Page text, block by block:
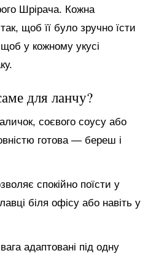
Шрірача. Кожна
щоб її було зручно їсти
у кожному укусі
для ланчу?
соєвого соусу або
готова — береш і
спокійно поїсти у
біля офісу або навіть у
адаптовані під одну